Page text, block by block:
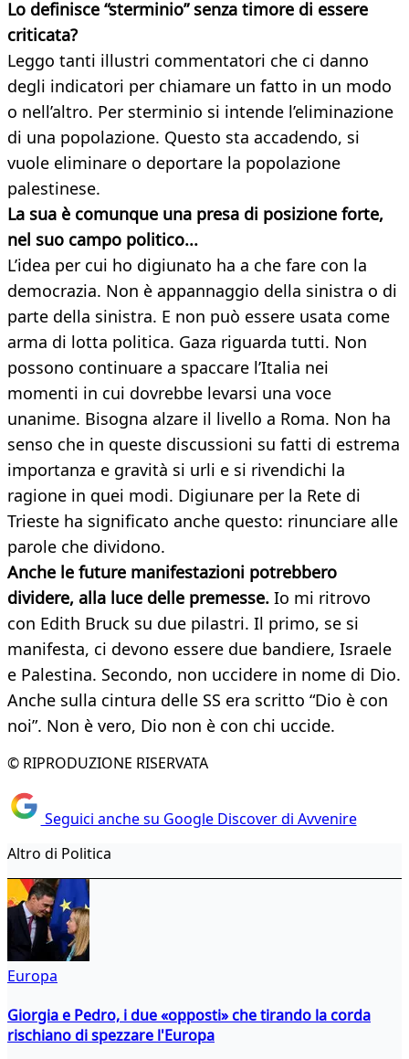
Lo definisce “sterminio” senza timore di essere
criticata?
Leggo tanti illustri commentatori che ci danno
degli indicatori per chiamare un fatto in un modo
o nell’altro. Per sterminio si intende l’eliminazione
di una popolazione. Questo sta accadendo, si
vuole eliminare o deportare la popolazione
palestinese.
La sua è comunque una presa di posizione forte,
nel suo campo politico...
L’idea per cui ho digiunato ha a che fare con la
democrazia. Non è appannaggio della sinistra o di
parte della sinistra. E non può essere usata come
arma di lotta politica. Gaza riguarda tutti. Non
possono continuare a spaccare l’Italia nei
momenti in cui dovrebbe levarsi una voce
unanime. Bisogna alzare il livello a Roma. Non ha
senso che in queste discussioni su fatti di estrema
importanza e gravità si urli e si rivendichi la
ragione in quei modi. Digiunare per la Rete di
Trieste ha significato anche questo: rinunciare alle
parole che dividono.
Anche le future manifestazioni potrebbero
dividere, alla luce delle premesse. Io mi ritrovo
con Edith Bruck su due pilastri. Il primo, se si
manifesta, ci devono essere due bandiere, Israele
e Palestina. Secondo, non uccidere in nome di Dio.
Anche sulla cintura delle SS era scritto “Dio è con
noi”. Non è vero, Dio non è con chi uccide.
© RIPRODUZIONE RISERVATA
Seguici anche su Google Discover di Avvenire
Altro di Politica
Europa
Giorgia e Pedro, i due «opposti» che tirando la corda
rischiano di spezzare l'Europa